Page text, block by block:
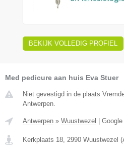
BEKIJK VOLLEDIG PROFIEL
Med pedicure aan huis Eva Stuer
Niet gevestigd in de plaats
Antwerpen.
Antwerpen » Wuustwezel
Kerkplaats 18, 2990 Wuustwezel (